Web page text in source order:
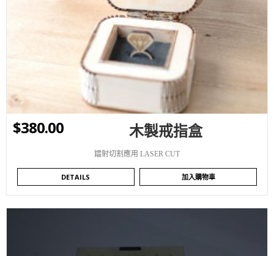
WISHLIST
$380.00 木製戒指盒
鐳射切割應用 LASER CUT
DETAILS 加入購物車